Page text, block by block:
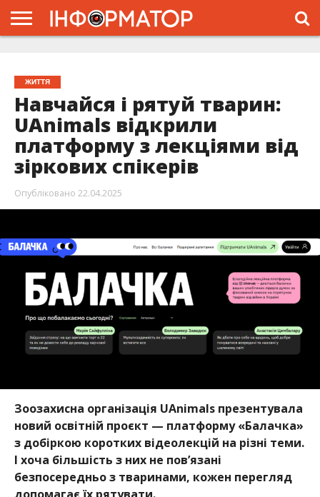
ЖИТТЯ
Навчайся і рятуй тварин:
UAnimals відкрили
платформу з лекціями від
зіркових спікерів
Опубліковано 22.04.2025
Зоозахисна організація UAnimals презентувала
новий освітній проєкт — платформу «Балачка»
з добіркою коротких відеолекцій на різні теми.
І хоча більшість з них не пов’язані
безпосередньо з тваринами, кожен перегляд